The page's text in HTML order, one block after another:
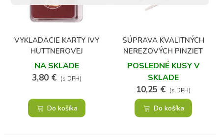
VYKLADACIE KARTY IVY
HÜTTNEROVEJ
NA SKLADE
3,80 € (s DPH)
Do košíka
SÚPRAVA KVALITNÝCH
NEREZOVÝCH PINZIET
POSLEDNÉ KUSY V
SKLADE
10,25 € (s DPH)
Do košíka